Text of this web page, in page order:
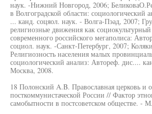
наук. -Нижний Новгород, 2006;
в Волгоградской области: социологический
... канд. соцяол. наук. - Волга-Пэад, 2007;
религиозные движения как
современного российского мегаполиса:
социол. наук. -Санкт-Петербург, 2007;
Религиозность населения малых
социологический анализ: Автореф. дис....
Москва, 2008.
18 Полонский A.B. Православная церковь и
посткоммунистаческой России // Фактор
самобытности в постсоветском обществе. -